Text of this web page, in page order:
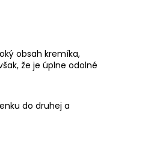
obsah kremíka,
že je úplne odolné
do druhej a